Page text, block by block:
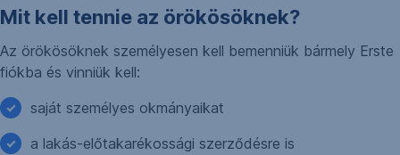
Mit kell tennie az örökösöknek?
Az örökösöknek személyesen kell bemenniük bármely Erste
fiókba és vinniük kell:
saját személyes okmányaikat
a lakás-előtakarékossági szerződésre is